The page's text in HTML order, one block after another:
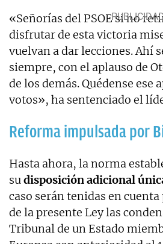
«Señorías del PSOE si no
disfrutar de esta victoria
vuelvan a dar lecciones. Ahí
siempre, con el aplauso de
de los demás. Quédense ese
votos», ha sentenciado el
Reforma impulsada por
Hasta ahora, la norma
sudisposición adicional
caso serán tenidas en
de la presente Ley las
Tribunal de un Estado